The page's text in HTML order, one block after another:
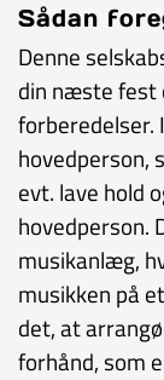
Sådan
Denne
din næste fest
forberedelser.
hovedperson,
evt. lave hold
hovedperson.
musikanlæg,
musikken på
det, at
forhånd, som